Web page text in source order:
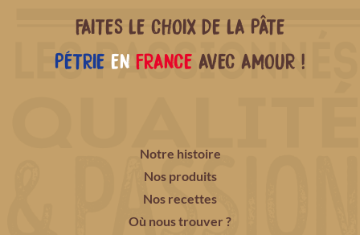
FAITES LE CHOIX DE LA PÂTE
PÉTRIE EN FRANCE AVEC AMOUR !
Notre histoire
Nos produits
Nos recettes
Où nous trouver ?